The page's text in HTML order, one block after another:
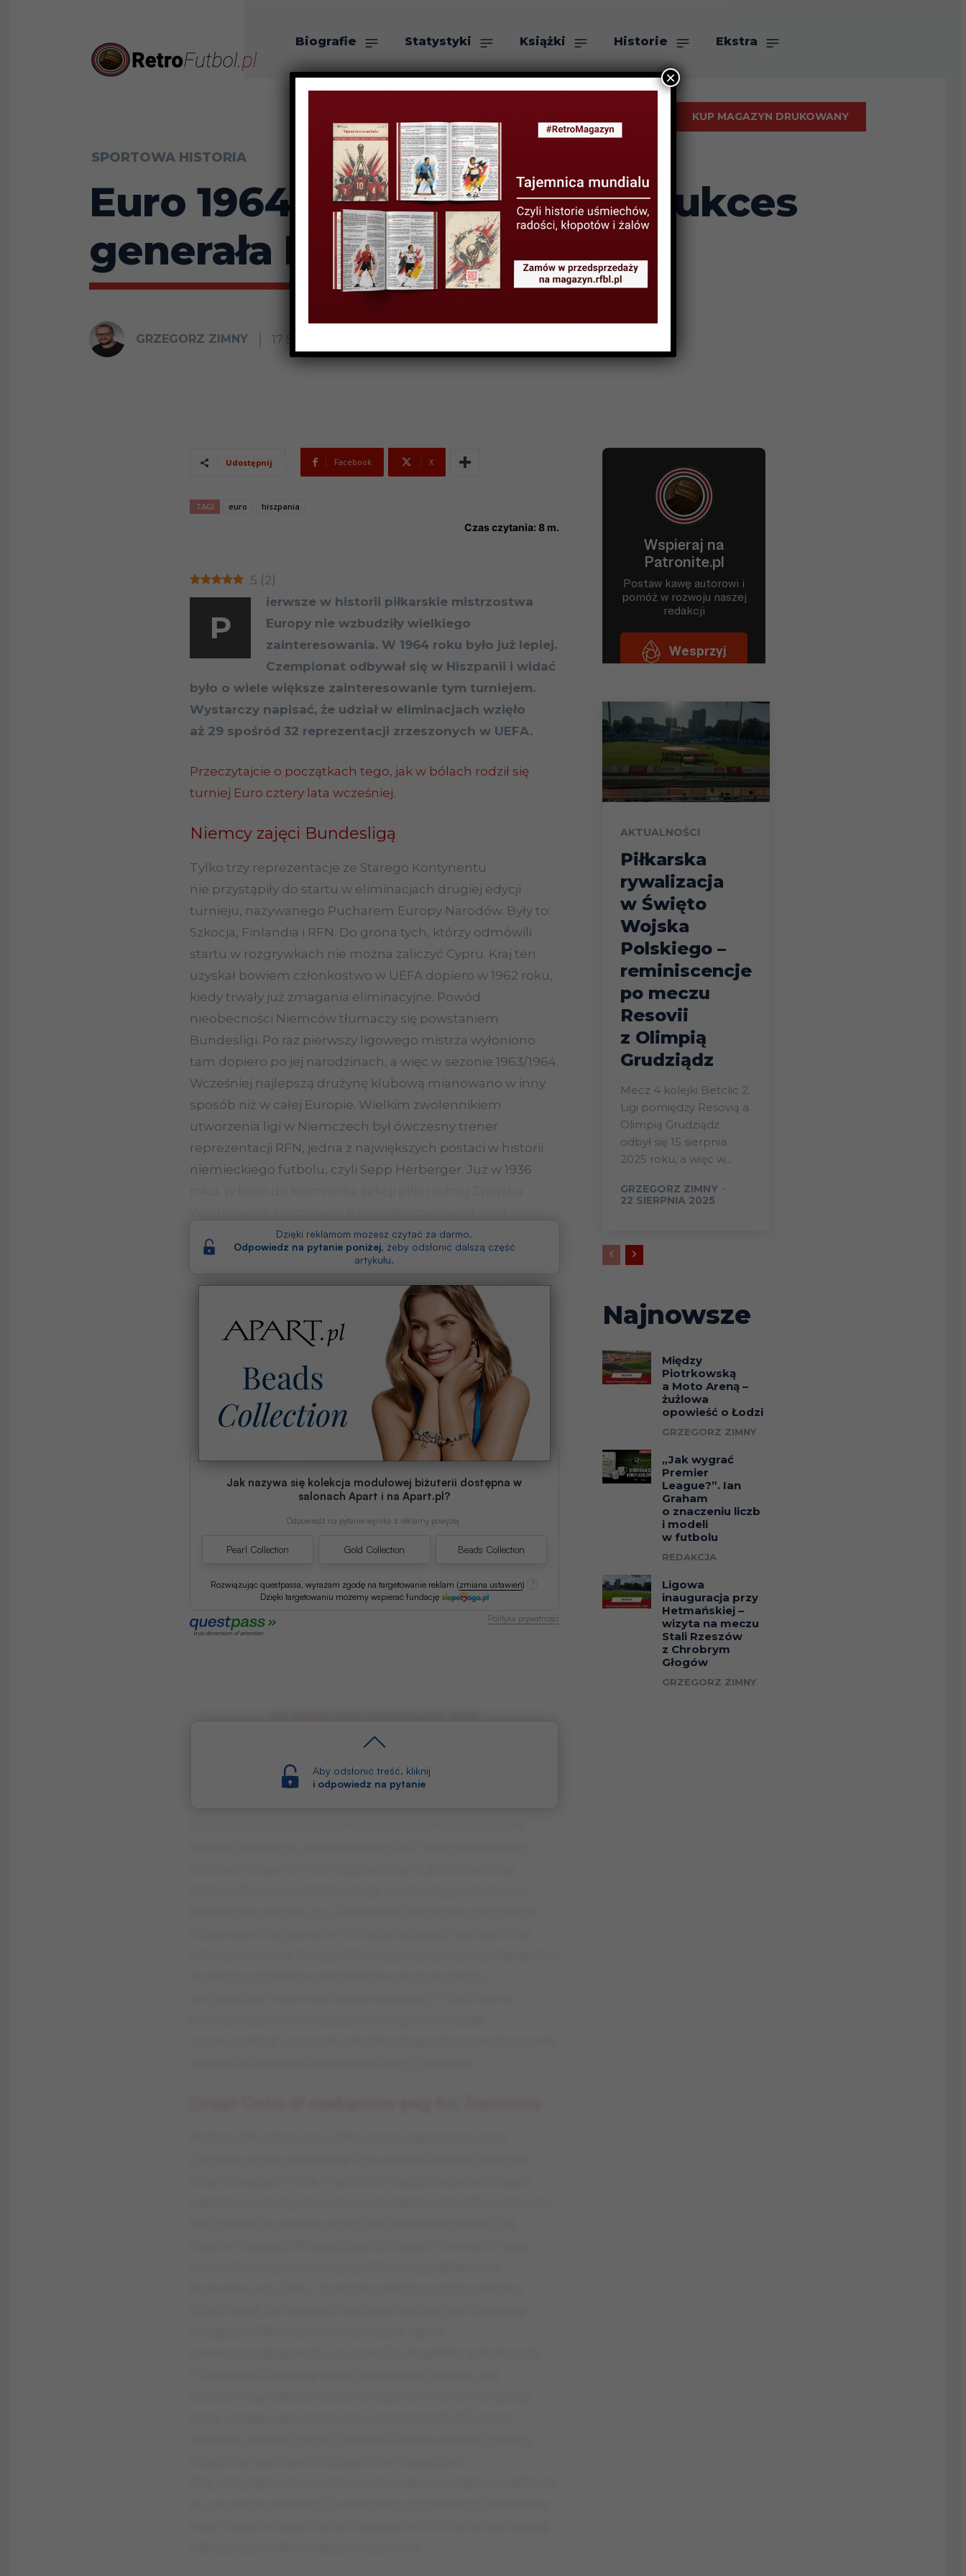
Biografie Statystyki Książki Historie Ekstra
O nas
KUP MAGAZYN DRUKOWANY
SPORTOWA HISTORIA
Euro 1964 i propagandowy sukces
generała Franco
GRZEGORZ ZIMNY 17 SIERPNIA 2018
Udostępnij Facebook X
TAGI euro hiszpania
Czas czytania: 8 m.
5 (2)
P
ierwsze w historii piłkarskie mistrzostwa
Europy nie wzbudziły wielkiego
zainteresowania. W 1964 roku było już lepiej.
Czempionat odbywał się w Hiszpanii i widać
było o wiele większe zainteresowanie tym turniejem.
Wystarczy napisać, że udział w eliminacjach wzięło
aż 29 spośród 32 reprezentacji zrzeszonych w UEFA.
Przeczytajcie o początkach tego, jak w bólach rodził się
turniej Euro cztery lata wcześniej.
Niemcy zajęci Bundesligą
Tylko trzy reprezentacje ze Starego Kontynentu
nie przystąpiły do startu w eliminacjach drugiej edycji
turnieju, nazywanego Pucharem Europy Narodów. Były to:
Szkocja, Finlandia i RFN. Do grona tych, którzy odmówili
startu w rozgrywkach nie można zaliczyć Cypru. Kraj ten
uzyskał bowiem członkostwo w UEFA dopiero w 1962 roku,
kiedy trwały już zmagania eliminacyjne. Powód
nieobecności Niemców tłumaczy się powstaniem
Bundesligi. Po raz pierwszy ligowego mistrza wyłoniono
tam dopiero po jej narodzinach, a więc w sezonie 1963/1964.
Wcześniej najlepszą drużynę klubową mianowano w inny
sposób niż w całej Europie. Wielkim zwolennikiem
utworzenia ligi w Niemczech był ówczesny trener
reprezentacji RFN, jedna z największych postaci w historii
niemieckiego futbolu, czyli Sepp Herberger. Już w 1936
Linnemanna, pisał w ten sposób:
Dzięki reklamom możesz czytać za darmo.
Odpowiedz na pytanie poniżej, żeby odsłonić dalszą część
artykułu.
Jak nazywa się kolekcja modułowej biżuterii dostępna w
salonach Apart i na Apart.pl?
Odpowiedź na pytanie wynika z reklamy powyżej.
Pearl Collection Gold Collection Beads Collection
Rozwiązując questpassa, wyrażam zgodę na targetowanie reklam (zmiana ustawień)
Dzięki targetowaniu możemy wspierać fundację
Aby odsłonić treść, kliknij
i odpowiedz na pytanie
Polityka prywatności
QIÓNPQPKGOKGEMKGL, CDA FQVTBAOCĆ MTQMW
KPPAO PC CTGPKG OKĘFBAPCTQFQYGL.
AKTUALNOŚCI
Piłkarska
rywalizacja
w Święto
Wojska
Polskiego –
reminiscencje
po meczu
Resovii
z Olimpią
Grudziądz
Mecz 4 kolejki Betclic 2.
Ligi pomiędzy Resovią a
Olimpią Grudziądz
odbył się 15 sierpnia
2025 roku, a więc w...
GRZEGORZ ZIMNY -
22 SIERPNIA 2025
Najnowsze
Między
Piotrkowską
a Moto Areną –
żużlowa
opowieść o Łodzi
GRZEGORZ ZIMNY
„Jak wygrać
Premier
League?”. Ian
Graham
o znaczeniu liczb
i modeli
w futbolu
REDAKCJA
Ligowa
inauguracja przy
Hetmańskiej –
wizyta na meczu
Stali Rzeszów
z Chrobrym
Głogów
GRZEGORZ ZIMNY
×